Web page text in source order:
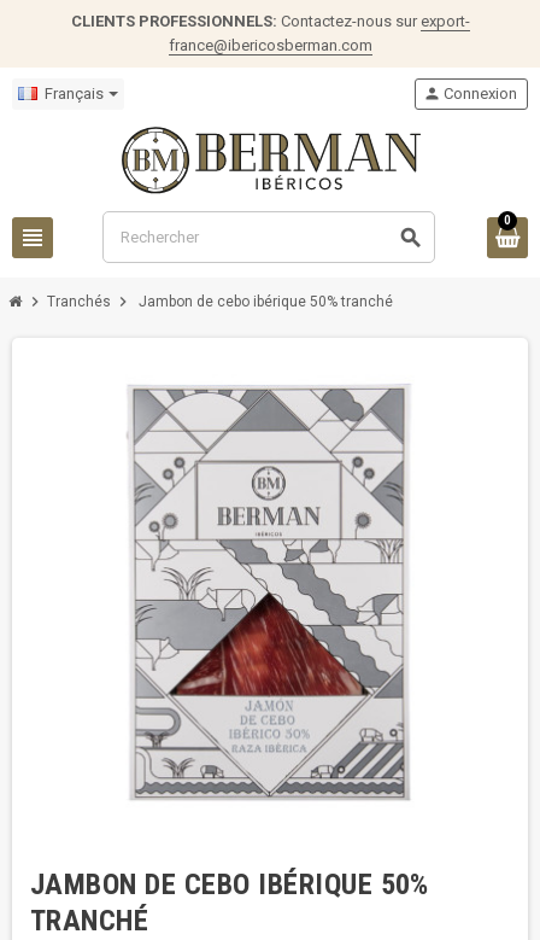
CLIENTS PROFESSIONNELS: Contactez-nous sur export-
france@ibericosberman.com
Français
view_headline search
person Connexion
0
chevron_right Tranchés chevron_right Jambon de cebo ibérique 50% tranché
JAMBON DE CEBO IBÉRIQUE 50%
TRANCHÉ